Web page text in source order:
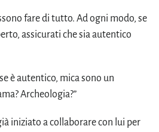
fare di tutto. Ad ogni modo, se
assicurati che sia autentico
è autentico, mica sono un
Archeologia?”
iniziato a collaborare con lui per